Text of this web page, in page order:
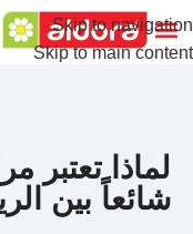
Skip to navigation
Skip to main content
لماذا تعتبر
شائعاً بين